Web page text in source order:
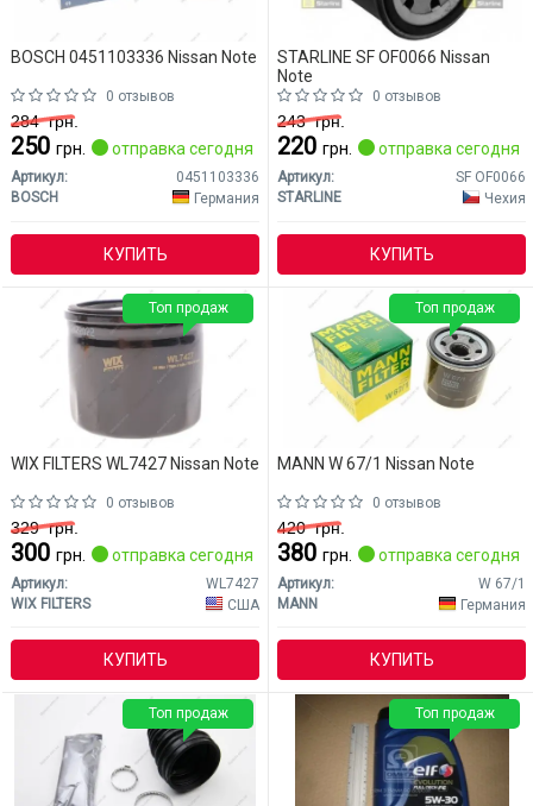
BOSCH 0451103336 Nissan Note
0 отзывов
284грн.
250 грн. отправка сегодня
Артикул:
0451103336
BOSCH
Германия
КУПИТЬ
STARLINE SF OF0066 Nissan
Note
0 отзывов
243грн.
220 грн. отправка сегодня
Артикул:
SF OF0066
STARLINE
Чехия
КУПИТЬ
WIX FILTERS WL7427 Nissan Note
0 отзывов
329грн.
300 грн. отправка сегодня
Артикул:
WL7427
WIX FILTERS
США
КУПИТЬ
Топ продаж
MANN W 67/1 Nissan Note
0 отзывов
420грн.
380 грн. отправка сегодня
Артикул:
W 67/1
MANN
Германия
КУПИТЬ
Топ продаж
Топ продаж Топ продаж